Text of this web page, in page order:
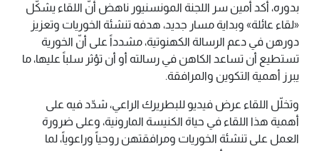
بدوره، أكد أمين سر اللجنة المونسنيور ناهض أنّ اللقاء يشكّل
«لقاء عائلة» وبداية مسار جديد، هدفه تنشئة الخوريات وتعزيز
دورهن في دعم الرسالة الكهنوتية، مشدداً على أنّ الخورية
تستطيع أن تساعد الكاهن في رسالته أو أن تؤثر سلباً عليها، ما
يبرز أهمية التكوين والمرافقة.
وتخلّل اللقاء عرض فيديو للبطريرك الراعي، شدّد فيه على
أهمية هذا اللقاء في حياة الكنيسة المارونية، وعلى ضرورة
العمل على تنشئة الخوريات ومرافقتهن روحياً وراعوياً، لما